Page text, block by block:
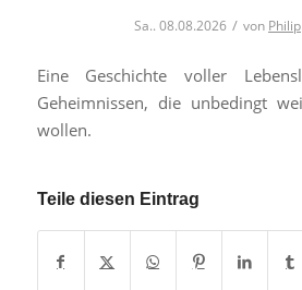
Sa.. 08.08.2026 / von
Eine Geschichte voller
Geheimnissen, die unbedingt
wollen.
Teile diesen Eintrag